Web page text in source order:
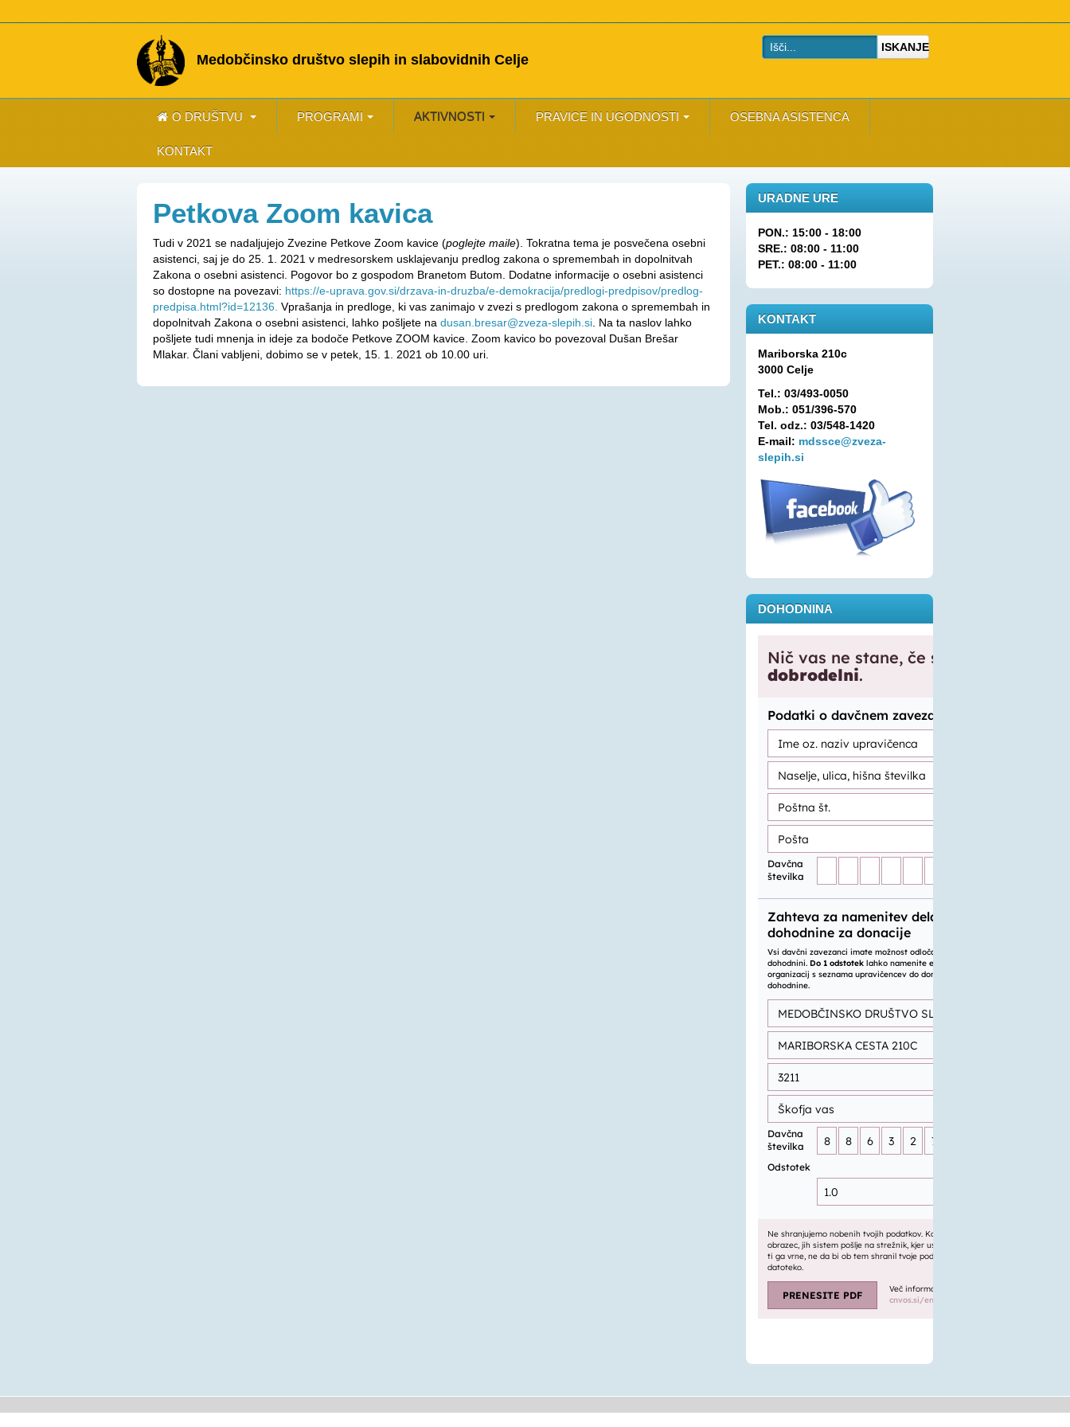
Medobčinsko društvo slepih in slabovidnih Celje
ISKANJE
O DRUŠTVU PROGRAMI AKTIVNOSTI PRAVICE IN UGODNOSTI OSEBNA ASISTENCA
KONTAKT
Petkova Zoom kavica
Tudi v 2021 se nadaljujejo Zvezine Petkove Zoom kavice (poglejte maile). Tokratna tema je posvečena osebni
asistenci, saj je do 25. 1. 2021 v medresorskem usklajevanju predlog zakona o spremembah in dopolnitvah
Zakona o osebni asistenci. Pogovor bo z gospodom Branetom Butom. Dodatne informacije o osebni asistenci
so dostopne na povezavi: https://e-uprava.gov.si/drzava-in-druzba/e-demokracija/predlogi-predpisov/predlog-
predpisa.html?id=12136. Vprašanja in predloge, ki vas zanimajo v zvezi s predlogom zakona o spremembah in
dopolnitvah Zakona o osebni asistenci, lahko pošljete na dusan.bresar@zveza-slepih.si . Na ta naslov lahko
pošljete tudi mnenja in ideje za bodoče Petkove ZOOM kavice. Zoom kavico bo povezoval Dušan Brešar
Mlakar. Člani vabljeni, dobimo se v petek, 15. 1. 2021 ob 10.00 uri.
URADNE URE
PON.: 15:00 - 18:00
SRE.: 08:00 - 11:00
PET.: 08:00 - 11:00
KONTAKT
Mariborska 210c
3000 Celje
Tel.: 03/493-0050
Mob.: 051/396-570
Tel. odz.: 03/548-1420
E-mail: mdssce@zveza-
slepih.si
DOHODNINA